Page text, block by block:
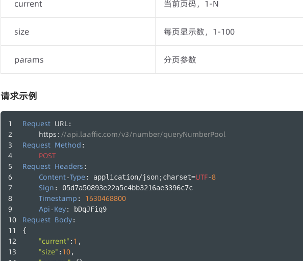
current 当前页码，1-N
size 每页显示数，1-100
params 分页参数
请求示例
Request URL:
https : //api.laaffic.com/v3/number/queryNumberPool
Request Method :
POST
Request Headers :
Content-Type: application/json;charset=UTF-8
Sign : 05d7a50893e22a5c4bb3216ae3396c7c
Timestamp : 1630468800
Api-Key: bDqJFiq9
Request Body:
{
"current" : 1 ,
"size" : 10,